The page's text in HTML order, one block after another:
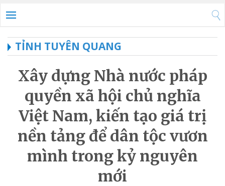
TỈNH TUYÊN QUANG
Xây dựng Nhà nước pháp
quyền xã hội chủ nghĩa
Việt Nam, kiến tạo giá trị
nền tảng để dân tộc vươn
mình trong kỷ nguyên
mới